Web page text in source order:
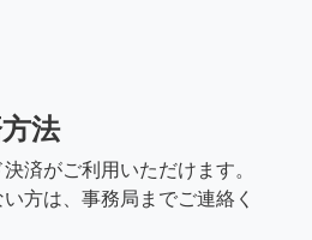
法
済がご利用いただけます。
方は、事務局までご連絡く